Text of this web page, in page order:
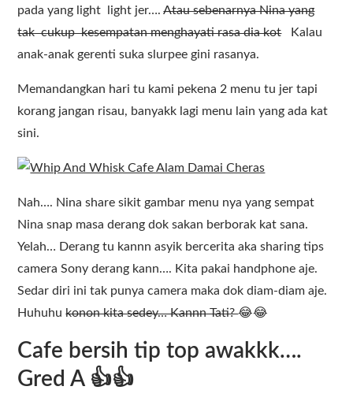
pada yang light light jer….Atau sebenarnya Nina yang
tak cukup kesempatan menghayati rasa dia kotKalau
anak-anak gerenti suka slurpee gini rasanya.
Memandangkan hari tu kami pekena 2 menu tu jer tapi
korang jangan risau, banyakk lagi menu lain yang ada kat
sini.
Nah…. Nina share sikit gambar menu nya yang sempat
Nina snap masa derang dok sakan berborak kat sana.
Yelah… Derang tu kannn asyik bercerita aka sharing tips
camera Sony derang kann…. Kita pakai handphone aje.
Sedar diri ini tak punya camera maka dok diam-diam aje.
Huhuhukonon kita sedey… Kannn Tati?😂😂
Cafe bersih tip top awakkk….
Gred A 👍👍